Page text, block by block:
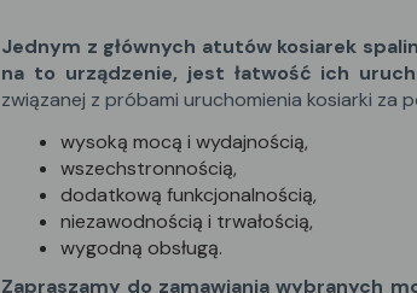
Jednym z głównych atutów kosiarek
na to urządzenie, jest łatwość ich
związanej z próbami uruchomienia kosiarki za
wysoką mocą i wydajnością,
wszechstronnością,
dodatkową funkcjonalnością,
niezawodnością i trwałością,
wygodną obsługą.
Zapraszamy do zamawiania wybranych